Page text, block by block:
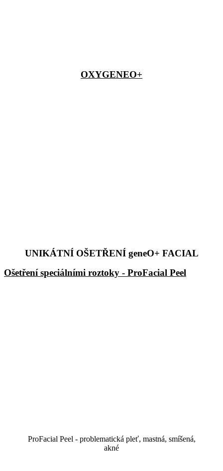
OXYGENEO+
UNIKÁTNÍ OŠETŘENÍ geneO+ FACIAL
Ošetření speciálními roztoky - ProFacial Peel
ProFacial Peel - problematická pleť, mastná, smíšená,
akné